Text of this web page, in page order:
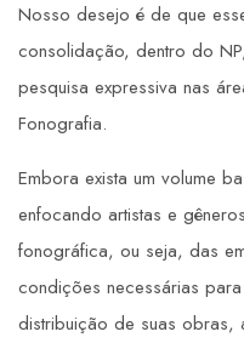
Nosso desejo é de que
consolidação, dentro do
pesquisa expressiva nas
Fonografia.
Embora exista um volume
enfocando artistas e
fonográfica, ou seja, das
condições necessárias
distribuição de suas obras,